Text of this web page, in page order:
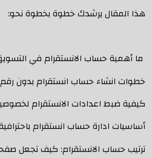
هذا المقال يرشدك خطوة بخطوة نحو:
ما أهمية حساب الانستقرام في
خطوات انشاء حساب انستقرام بدون
كيفية ضبط اعدادات الانستقرام
أساسيات ادارة حساب انستقرام
ترتيب حساب الانستقرام: كيف تجعل